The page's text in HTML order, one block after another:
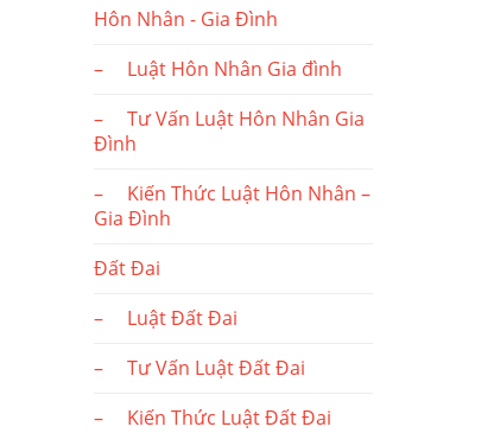
Hôn Nhân - Gia Đình
– Luật Hôn Nhân Gia đình
– Tư Vấn Luật Hôn Nhân Gia
Đình
– Kiến Thức Luật Hôn Nhân –
Gia Đình
Đất Đai
– Luật Đất Đai
– Tư Vấn Luật Đất Đai
– Kiến Thức Luật Đất Đai